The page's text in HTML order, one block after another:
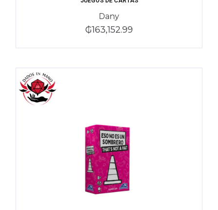
Dany
₲163,152.99